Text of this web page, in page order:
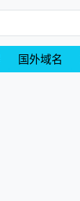
国外域名